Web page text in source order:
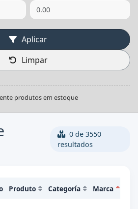
Aplicar
Limpar
produtos em estoque
0 de 3550
resultados
Produto Categoría Marca